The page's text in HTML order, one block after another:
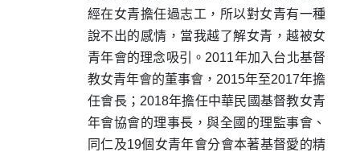
經在女青擔任過志工，所以對女青有一種
說不出的感情，當我越了解女青，越被女
青年會的理念吸引。2011年加入台北基督
教女青年會的董事會，2015年至2017年擔
任會長；2018年擔任中華民國基督教女青
年會協會的理事長，與全國的理監事會、
同仁及19個女青年會分會本著基督愛的精